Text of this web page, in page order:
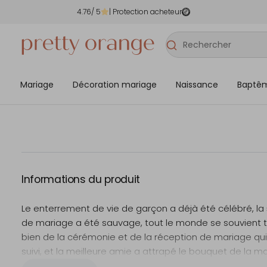
4.76/ 5 | Protection acheteur
Mariage Décoration mariage Naissance
Informations du produit
Le enterrement de vie de garçon a déjà été célébré, la
de mariage a été sauvage, tout le monde se souvient
bien de la cérémonie et de la réception de mariage
suivi, et la meilleure amie a attrapé le bouquet de la